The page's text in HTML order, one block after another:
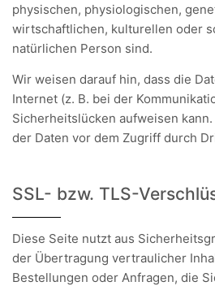
physischen, physiologischen,
wirtschaftlichen, kulturellen oder
natürlichen Person sind.
Wir weisen darauf hin, dass die
Internet (z. B. bei der
Sicherheitslücken aufweisen
der Daten vor dem Zugriff durch
SSL- bzw. TLS-
Diese Seite nutzt aus
der Übertragung vertraulicher
Bestellungen oder Anfragen, die